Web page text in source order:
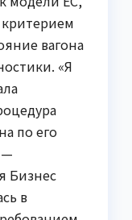
вагона
«Я
по его
—
Бизнес
в